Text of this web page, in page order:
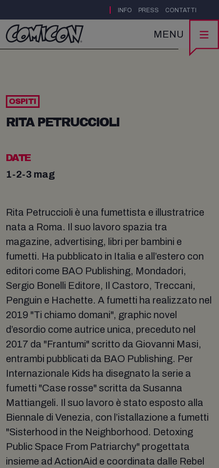
INFO PRESS CONTATTI
MENU
OSPITI
RITA PETRUCCIOLI
DATE
1-2-3 mag
Rita Petruccioli è una fumettista e illustratrice
nata a Roma. Il suo lavoro spazia tra
magazine, advertising, libri per bambini e
fumetti. Ha pubblicato in Italia e all’estero con
editori come BAO Publishing, Mondadori,
Sergio Bonelli Editore, Il Castoro, Treccani,
Penguin e Hachette. A fumetti ha realizzato nel
2019 "Ti chiamo domani", graphic novel
d’esordio come autrice unica, preceduto nel
2017 da "Frantumi" scritto da Giovanni Masi,
entrambi pubblicati da BAO Publishing. Per
Internazionale Kids ha disegnato la serie a
fumetti "Case rosse" scritta da Susanna
Mattiangeli. Il suo lavoro è stato esposto alla
Biennale di Venezia, con l’istallazione a fumetti
"Sisterhood in the Neighborhood. Detoxing
Public Space From Patriarchy" progettata
insieme ad ActionAid e coordinata dalle Rebel